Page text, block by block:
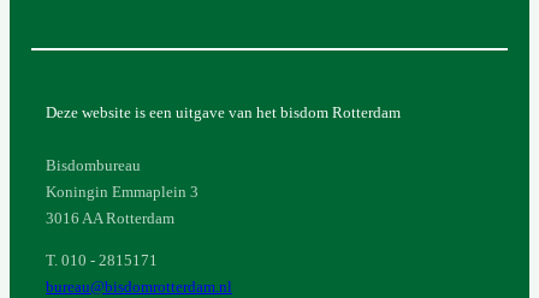
Deze website is een uitgave van het bisdom Rotterdam
Bisdombureau
Koningin Emmaplein 3
3016 AA Rotterdam
T. 010 - 2815171
bureau@bisdomrotterdam.nl